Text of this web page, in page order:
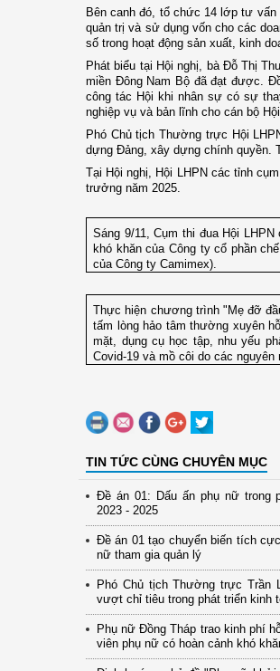
Bên canh đó, tổ chức 14 lớp tư
quản trị và sử dụng vốn cho các
số trong hoạt động sản xuất, kinh
Phát biểu tại Hội nghị, bà Đỗ Thị
miền Đông Nam Bộ đã đạt được.
công tác Hội khi nhân sự có sự
nghiệp vụ và bản lĩnh cho cán bộ
Phó Chủ tịch Thường trực Hội
dựng Đảng, xây dựng chính quyền.
Tại Hội nghị, Hội LHPN các tỉnh
trưởng năm 2025.
Sáng 9/11, Cụm thi đua Hội
khó khăn của Công ty cổ phần
của Công ty Camimex).
Thực hiện chương trình "Mẹ đỡ
tấm lòng hảo tâm thường xuyên
mặt, dụng cụ học tập, nhu yếu
Covid-19 và mồ côi do các
TIN TỨC CÙNG CHUYÊN MỤC
Đề án 01: Dấu ấn phụ nữ trong
2023 - 2025
Đề án 01 tạo chuyển biến tích
nữ tham gia quản lý
Phó Chủ tịch Thường trực Trần
vượt chỉ tiêu trong phát triển kinh
Phụ nữ Đồng Tháp trao kinh phí
viên phụ nữ có hoàn cảnh khó